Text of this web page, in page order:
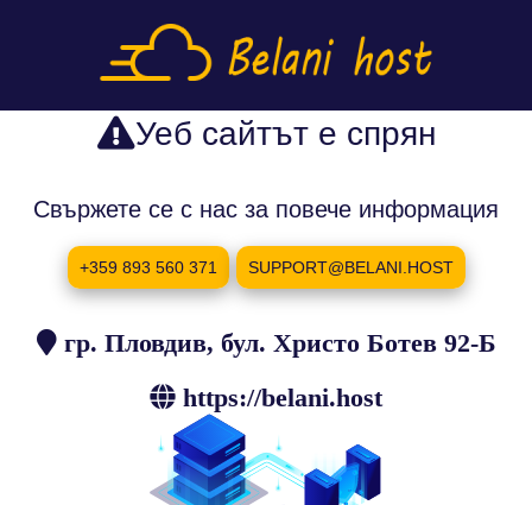
Уеб сайтът е спрян
Свържете се с нас за повече информация
+359 893 560 371 SUPPORT@BELANI.HOST
гр. Пловдив, бул. Христо Ботев 92-Б
https://belani.host